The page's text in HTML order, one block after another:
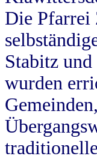
Die Pfarrei
Stabitz
wurden